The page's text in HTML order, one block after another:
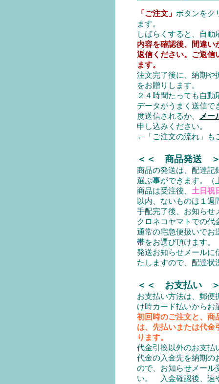
「ご注文」 ボタンをク
ます。
しばらくすると、自
内容を確認後、間違い
返信ください。ご返信
ます。
注文完了後に、納期や
をお贈りします。
２４時間たっても自
データがうまく送信で
度送信されるか、
メー
申し込みください。
←
「ご注文の流れ」
＜＜ 商品発送
商品の発送は、配達記
選ぶ事ができます。（
商品は受注後、 土日祝
以内、ないものは１
手配完了後、お知らせ
クロネコヤマトでの代
通常の宅急便扱いでお
帯をお選び頂けます。
発送お知らせメールに
たしますので、配達状
＜＜ お支払い
お支払い方法は、郵便
け時カード払いからお
初回時のご注文と、商
は、先払いまたは代金
ります。
代金引換以外のお支払
代金の入金先を納期の
ので、お知らせメール
い。 入金確認後、速